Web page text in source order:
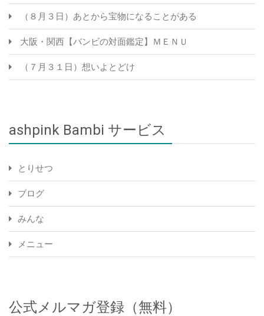
（８月３日）あとから宝物になることがある
大阪・関西【バンビの対面鑑定】ＭＥＮＵ
（７月３１日）想いよとどけ
ashpink Bambi サービス
とりせつ
ブログ
みんな
メニュー
公式メルマガ登録（無料）